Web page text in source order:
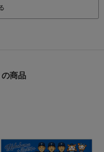
商品